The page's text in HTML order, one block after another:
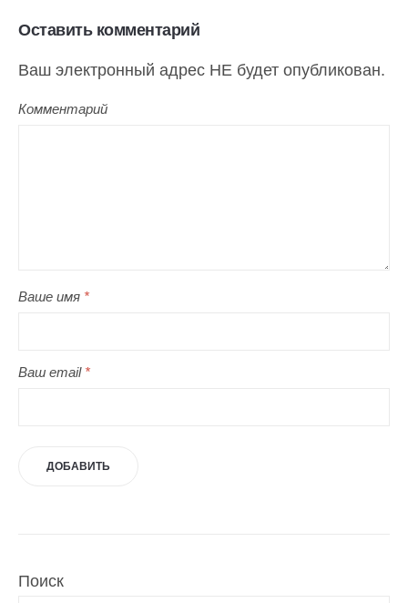
Оставить комментарий
Ваш электронный адрес НЕ будет опубликован.
Комментарий
Ваше имя *
Ваш email *
Поиск